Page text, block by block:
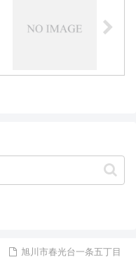
旭川市春光台一条五丁目